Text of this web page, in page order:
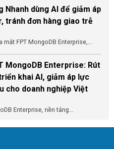
Nhanh dùng AI để giảm áp
tránh đơn hàng giao trễ
FPT MongoDB Enterprise,...
MongoDB Enterprise: Rút
khai AI, giảm áp lực
cho doanh nghiệp Việt
Enterprise, nền tảng...